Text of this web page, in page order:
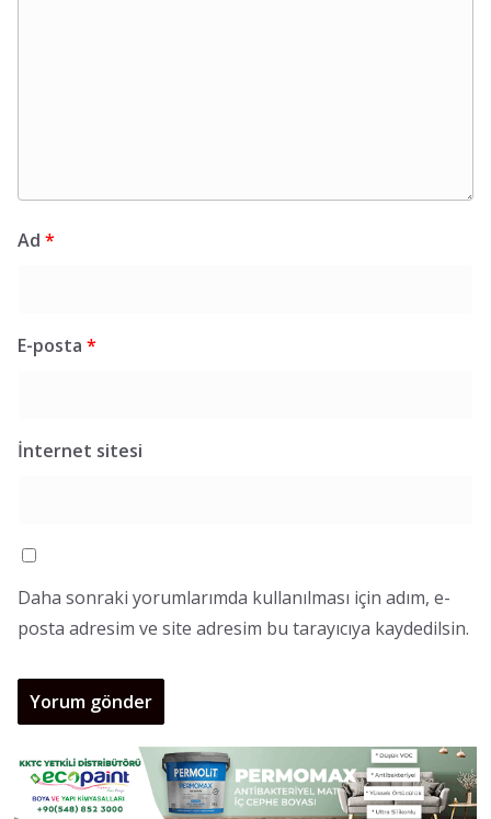
Ad *
E-posta *
İnternet sitesi
Daha sonraki yorumlarımda kullanılması için adım, e-
posta adresim ve site adresim bu tarayıcıya kaydedilsin.